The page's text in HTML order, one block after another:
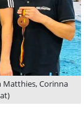
Matthies, Corinna